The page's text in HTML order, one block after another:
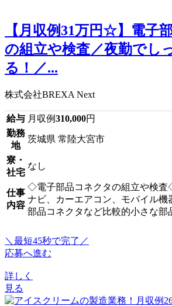
【月収例31万円☆】電子
の組立や検査／夜勤でし
る！／...
株式会社BREXA Next
給与 月収例310,000円
勤務
地
茨城県 常陸大宮市
寮・
社宅
なし
仕事
内容
◇電子部品コネクタの組立や検査
ナビ、カーエアコン、モバイル機
部品コネクタなど比較的小さな部
＼最短45秒で完了／
応募へ進む
詳しく
見る